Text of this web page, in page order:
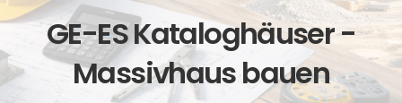
GE-ES Kataloghäuser -
Massivhaus bauen